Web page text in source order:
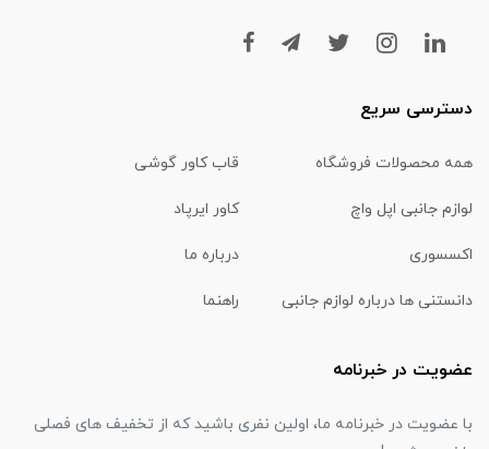
دسترسی سریع
همه محصولات فروشگاه قاب کاور گوشی
لوازم جانبی اپل واچ کاور ایرپاد
اکسسوری درباره ما
دانستنی ها درباره لوازم جانبی راهنما
عضویت در خبرنامه
با عضویت در خبرنامه ما، اولین نفری باشید که از تخفیف های فصلی